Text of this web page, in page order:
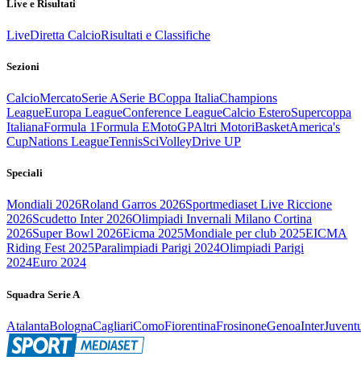
Live e Risultati
LiveDiretta CalcioRisultati e Classifiche
Sezioni
CalcioMercatoSerie ASerie BCoppa ItaliaChampions
LeagueEuropa LeagueConference LeagueCalcio EsteroSupercoppa
ItalianaFormula 1Formula EMotoGPAltri MotoriBasketAmerica's
CupNations LeagueTennisSciVolleyDrive UP
Speciali
Mondiali 2026Roland Garros 2026Sportmediaset Live Riccione
2026Scudetto Inter 2026Olimpiadi Invernali Milano Cortina
2026Super Bowl 2026Eicma 2025Mondiale per club 2025EICMA
Riding Fest 2025Paralimpiadi Parigi 2024Olimpiadi Parigi
2024Euro 2024
Squadra Serie A
AtalantaBolognaCagliariComoFiorentinaFrosinoneGenoaInter